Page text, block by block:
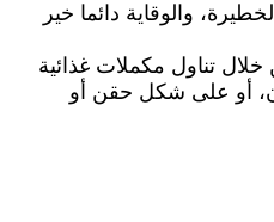
والوقاية دائما خير
تناول مكملات غذائية
أو على شكل حقن أو